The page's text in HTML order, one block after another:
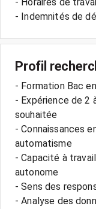
Profil
- Formation Bac
- Expérience de 2
souhaitée
- Connaissances
automatisme
- Capacité à
autonome
- Sens des
- Analyse des